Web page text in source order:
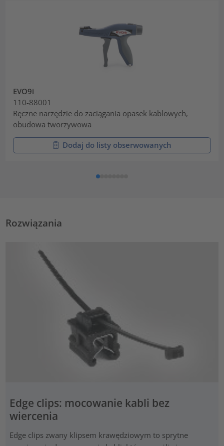
EVO9i
110-88001
Ręczne narzędzie do zaciągania opasek kablowych,
obudowa tworzywowa
Dodaj do listy obserwowanych
Rozwiązania
Edge clips: mocowanie kabli bez
wiercenia
Edge clips zwany klipsem krawędziowym to sprytne